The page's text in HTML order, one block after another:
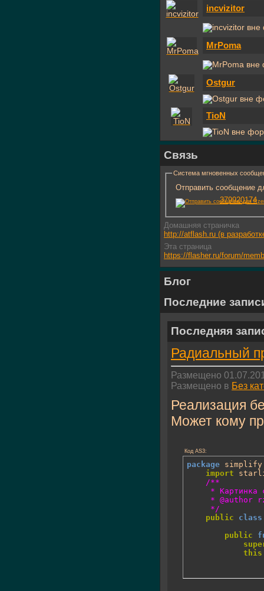
incvizitor
MrPoma
Ostgur
TioN
Связь
Система мгновенных
Отправить сообщение
379920174
Домашняя страничка
http://atflash.ru (в
Эта страница
https://flasher.ru/forum/
Блог
Последние
Последняя
Радиальный
Размещено
Размещено в Без
Реализация
Может кому
Код AS3:
package
import
/**
	 */
public
class
public
this